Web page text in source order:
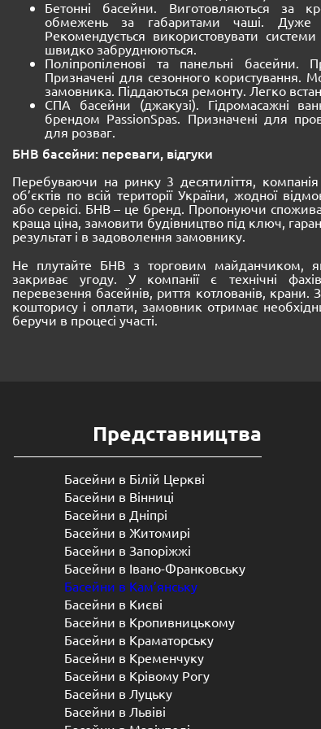
Бетонні басейни. Виготовляються за
обмежень за габаритами чаші. Дуже
Рекомендується використовувати
швидко забруднюються.
Поліпропіленові та панельні басейни.
Призначені для сезонного користування.
замовника. Піддаються ремонту. Легко
СПА басейни (джакузі). Гідромасажні
брендом PassionSpas. Призначені для
для розваг.
БНВ басейни: переваги, відгуки
Перебуваючи на ринку 3 десятиліття,
об’єктів по всій території України, жодної
або сервісі. БНВ – це бренд. Пропонуючи
краща ціна, замовити будівництво під ключ,
результат і в задоволення замовнику.
Не плутайте БНВ з торговим майданчиком,
закриває угоду. У компанії є технічні
перевезення басейнів, риття котлованів, крани.
кошторису і оплати, замовник отримає
беручи в процесі участі.
Представництва
Басейни в Білій Церкві
Басейни в Вінниці
Басейни в Дніпрі
Басейни в Житомирі
Басейни в Запоріжжі
Басейни в Івано-Франковську
Басейни в Кам’янську
Басейни в Києві
Басейни в Кропивницькому
Басейни в Краматорську
Басейни в Кременчуку
Басейни в Крівому Рогу
Басейни в Луцьку
Басейни в Львіві